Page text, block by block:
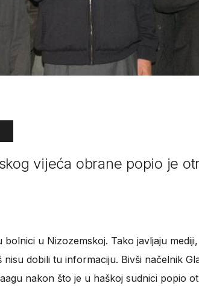
vijeća obrane popio je
u Nizozemskoj. Tako javljaju
dobili tu informaciju. Bivši načelnik
nakon što je u haškoj sudnici popio